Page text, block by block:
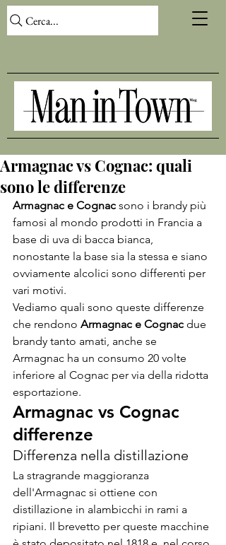
Cerca...
Armagnac vs Cognac: quali
sono le differenze
Armagnac e Cognac sono i brandy più
famosi al mondo prodotti in Francia a
base di uva di bacca bianca,
nonostante la base sia la stessa e siano
ovviamente alcolici sono differenti per
vari motivi.
Vediamo quali sono queste differenze
che rendono Armagnac e Cognac due
brandy tanto amati, anche se
Armagnac ha un consumo 20 volte
inferiore al Cognac per via della ridotta
esportazione.
Armagnac vs Cognac
differenze
Differenza nella distillazione
La stragrande maggioranza
dell'Armagnac si ottiene con
distillazione in alambicchi in rami a
ripiani. Il brevetto per queste macchine